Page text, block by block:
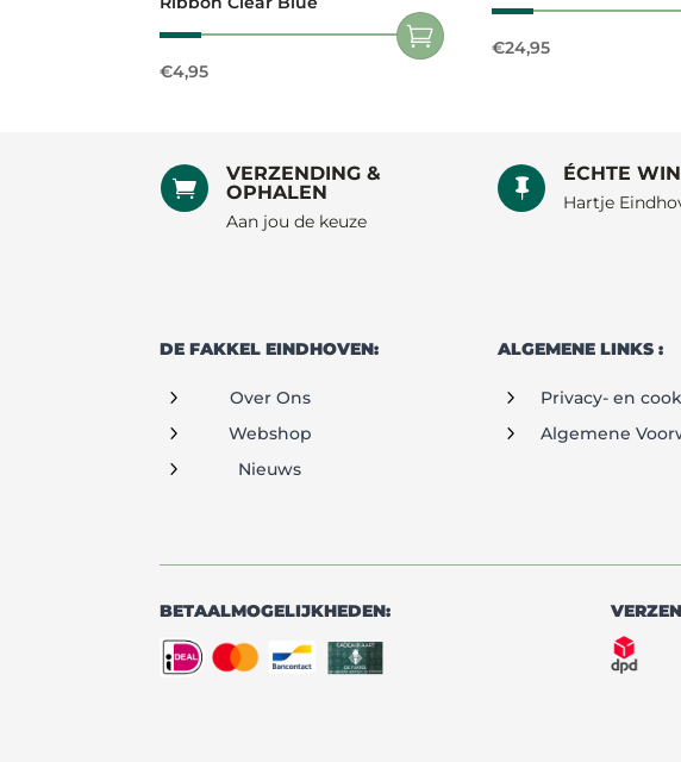
€4,95
€24,95

VERZENDING &
OPHALEN
Aan jou de keuze

ÉCHTE
Hartje
DE FAKKEL EINDHOVEN:
5 Over Ons
5 Webshop
5 Nieuws
ALGEMENE LINKS :
5 Privacy- en
5 Algemene
BETAALMOGELIJKHEDEN: